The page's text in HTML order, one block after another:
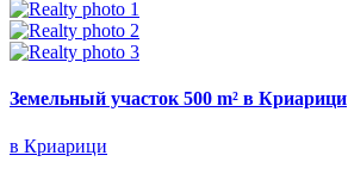
Земельный участок 500 m² в Криарици
в Криарици